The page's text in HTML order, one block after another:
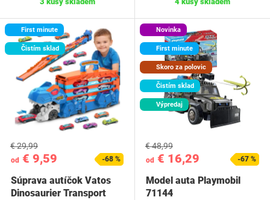
First minute
Čistím sklad
od € 9,59
€ 29,99
-68 %
Súprava autíčok Vatos
Dinosaurier Transport
Novinka
First minute
Skoro za polovic
Čistím sklad
Výpredaj
od € 16,29
€ 48,99
-67 %
Model auta Playmobil
71144